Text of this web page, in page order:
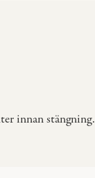
innan stängning.